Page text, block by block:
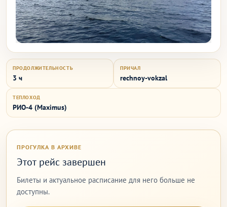
ПРОДОЛЖИТЕЛЬНОСТЬ
3 ч
ПРИЧАЛ
rechnoy-vokzal
ТЕПЛОХОД
РИО-4 (Maximus)
ПРОГУЛКА В АРХИВЕ
Этот рейс завершен
Билеты и актуальное расписание для него больше не
доступны.